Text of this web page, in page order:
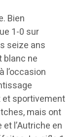
Bien
1-0 sur
seize ans
blanc ne
l’occasion
sportivement
mais ont
l’Autriche en